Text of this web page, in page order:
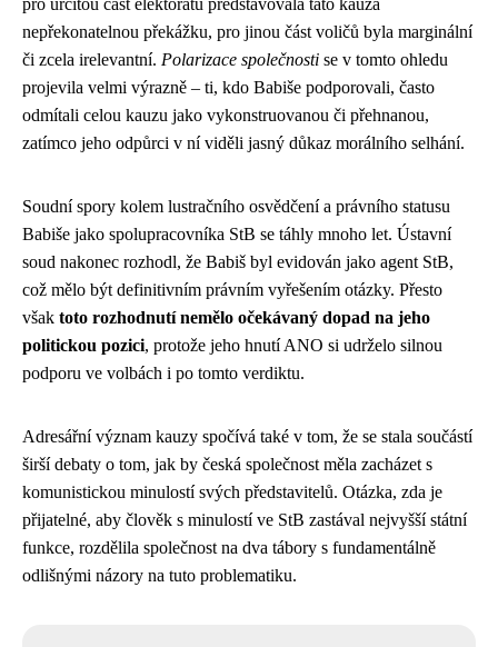
nepřekonatelnou překážku, pro jinou část voličů byla marginální
či zcela irelevantní. Polarizace společnosti se v tomto ohledu
projevila velmi výrazně – ti, kdo Babiše podporovali, často
odmítali celou kauzu jako vykonstruovanou či přehnanou,
zatímco jeho odpůrci v ní viděli jasný důkaz morálního selhání.
Soudní spory kolem lustračního osvědčení a právního statusu
Babiše jako spolupracovníka StB se táhly mnoho let. Ústavní
soud nakonec rozhodl, že Babiš byl evidován jako agent StB,
což mělo být definitivním právním vyřešením otázky. Přesto
však toto rozhodnutí nemělo očekávaný dopad na jeho
politickou pozici, protože jeho hnutí ANO si udrželo silnou
podporu ve volbách i po tomto verdiktu.
Adresářní význam kauzy spočívá také v tom, že se stala součástí
širší debaty o tom, jak by česká společnost měla zacházet s
komunistickou minulostí svých představitelů. Otázka, zda je
přijatelné, aby člověk s minulostí ve StB zastával nejvyšší státní
funkce, rozdělila společnost na dva tábory s fundamentálně
odlišnými názory na tuto problematiku.